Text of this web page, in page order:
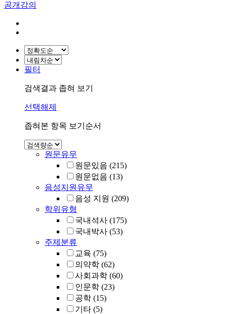
공개강의
필터
검색결과 좁혀 보기
선택해제
좁혀본 항목 보기순서
원문유무
원문있음 (215)
원문없음 (13)
음성지원유무
음성 지원 (209)
학위유형
국내석사 (175)
국내박사 (53)
주제분류
교육 (75)
의약학 (62)
사회과학 (60)
인문학 (23)
공학 (15)
기타 (5)